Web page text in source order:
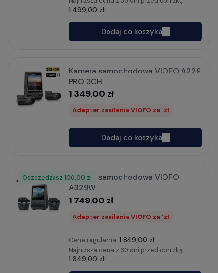
1 499,00 zł
Dodaj do koszyka
Kamera samochodowa VIOFO A229
PRO 3CH
1 349,00 zł
Adapter zasilania VIOFO za 1zł
Dodaj do koszyka
Kamera samochodowa VIOFO
A329W
1 749,00 zł
Adapter zasilania VIOFO za 1zł
Oszczędzasz 100,00 zł
Cena regularna: 1 849,00 zł
Najniższa cena z 30 dni przed obniżką:
1 649,00 zł
Rabat